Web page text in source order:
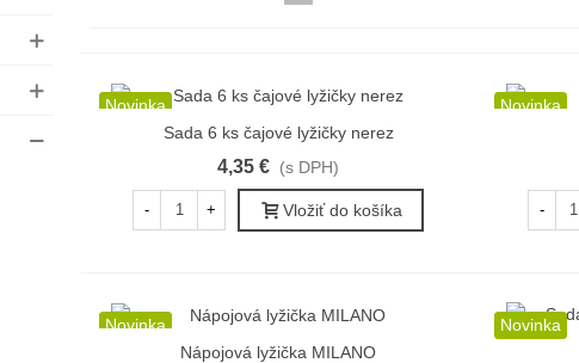
Novinka
Rýchly náhľad
Sada 6 ks čajové lyžičky nerez
4,35 € (s DPH)
- + Vložiť do košíka
Novinka
-
Novinka
Rýchly náhľad
Nápojová lyžička MILANO
Novinka